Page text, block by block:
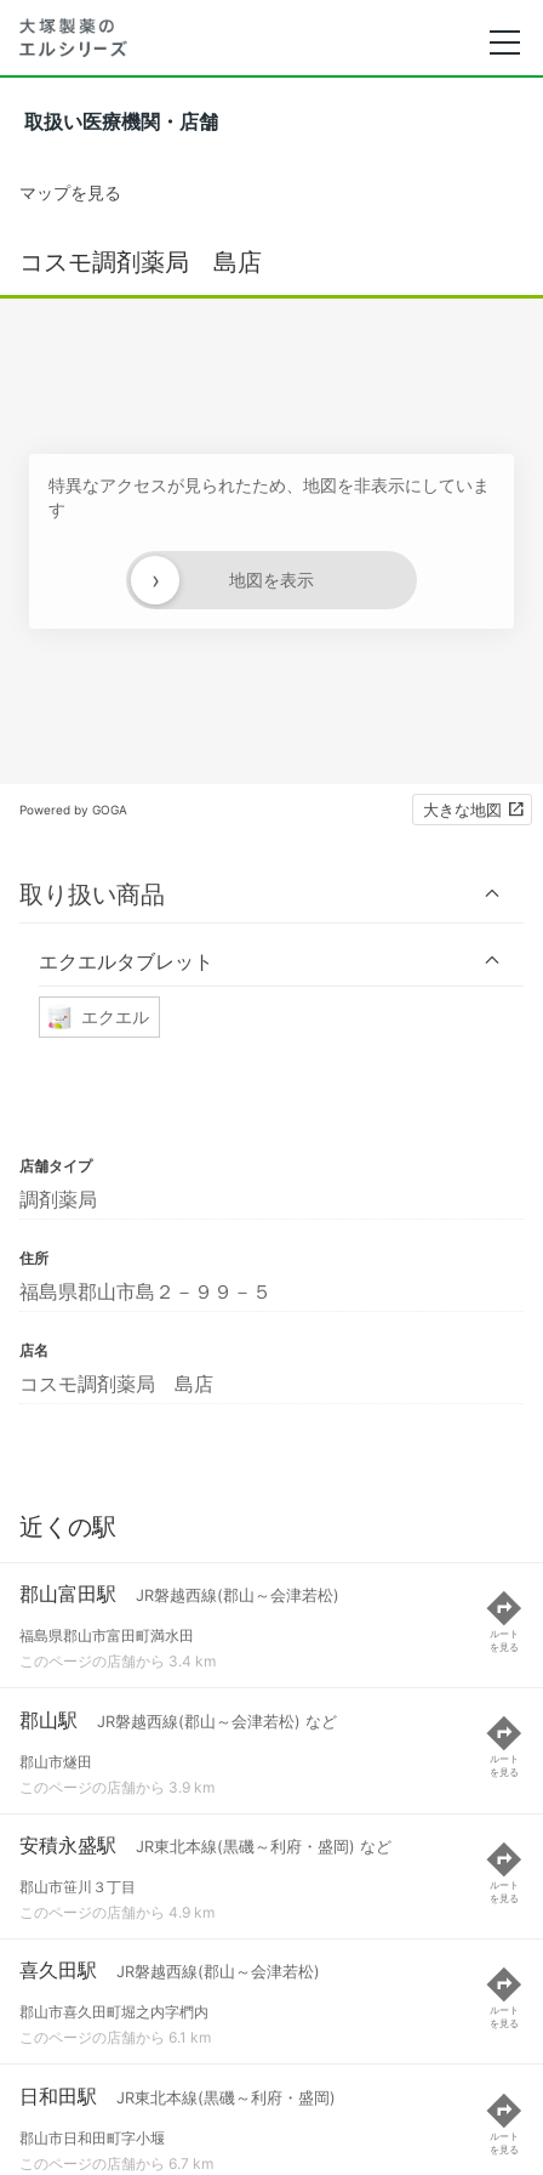
取扱い医療機関・店舗
マップを見る
コスモ調剤薬局 島店
特異なアクセスが見られたため、地図を非表示にしていま
す
地図を表示
›
Powered by GOGA 大きな地図
取り扱い商品
エクエルタブレット
エクエル
店舗タイプ
調剤薬局
住所
福島県郡山市島２－９９－５
店名
コスモ調剤薬局 島店
近くの駅
郡山富田駅 JR磐越西線(郡山～会津若松)
福島県郡山市富田町満水田
このページの店舗から 3.4 km
ルート
を見る
郡山駅 JR磐越西線(郡山～会津若松) など
郡山市燧田
このページの店舗から 3.9 km
ルート
を見る
安積永盛駅 JR東北本線(黒磯～利府・盛岡) など
郡山市笹川３丁目
このページの店舗から 4.9 km
ルート
を見る
喜久田駅 JR磐越西線(郡山～会津若松)
郡山市喜久田町堀之内字椚内
このページの店舗から 6.1 km
ルート
を見る
日和田駅 JR東北本線(黒磯～利府・盛岡)
郡山市日和田町字小堰
このページの店舗から 6.7 km
ルート
を見る